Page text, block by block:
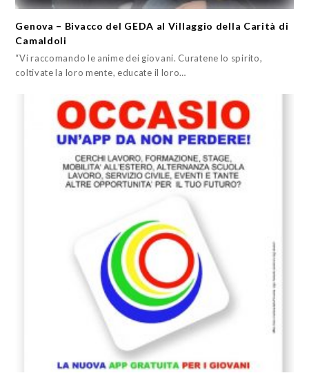
Genova – Bivacco del GEDA al Villaggio della Carità di
Camaldoli
“Vi raccomando le anime dei giovani. Curatene lo spirito,
coltivate la loro mente, educate il loro…